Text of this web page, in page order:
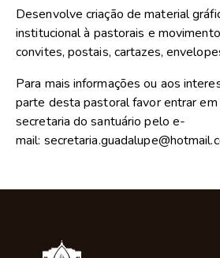
Desenvolve criação de material
institucional à pastorais e
convites, postais, cartazes,
Para mais informações ou aos
parte desta pastoral favor entrar
secretaria do santuário pelo e-
mail: